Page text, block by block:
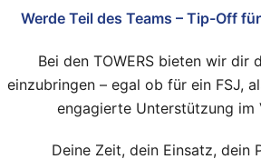
Werde Teil des Teams – Tip-Off
Bei den TOWERS bieten wir dir
einzubringen – egal ob für ein FSJ,
engagierte Unterstützung im
Deine Zeit, dein Einsatz, dein